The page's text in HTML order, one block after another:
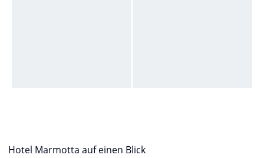
Hotel Marmotta auf einen Blick